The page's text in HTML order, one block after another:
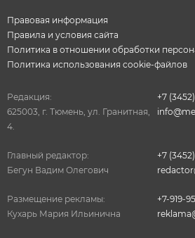
Правовая информация
Правила и условия сайта
Политика в отношении обработки
Политика использования cookie-файлов
Редакция:
625003, г. Тюмень, ул. Гранитная,
4.
+7
Главный редактор:
Бегун Вадим Олегович
+7
Размещение рекламы:
Кухарь Мария Ильинична
+7-919-